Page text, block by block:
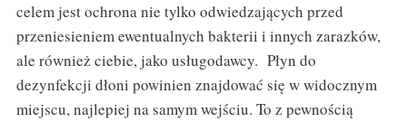
celem jest ochrona nie tylko odwiedzających przed
przeniesieniem ewentualnych bakterii i innych zarazków,
ale również ciebie, jako usługodawcy. Płyn do
dezynfekcji dłoni powinien znajdować się w widocznym
miejscu, najlepiej na samym wejściu. To z pewnością